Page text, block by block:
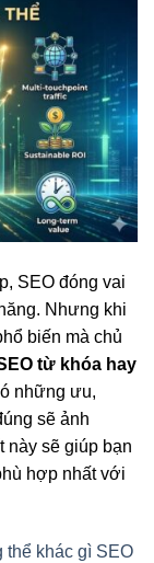
SEO đóng vai
Nhưng khi
biến mà chủ
từ khóa hay
những ưu,
sẽ ảnh
này sẽ giúp bạn
hợp nhất với
thể khác gì SEO